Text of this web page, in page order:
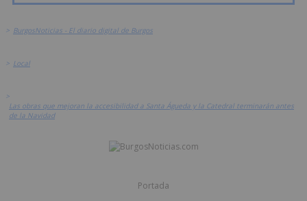
> BurgosNoticias - El diario digital de Burgos
> Local
>
Las obras que mejoran la accesibilidad a Santa Águeda y la Catedral terminarán antes
de la Navidad
Portada